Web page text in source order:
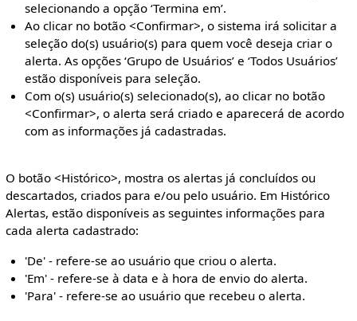
selecionando a opção ‘Termina em’.
Ao clicar no botão <Confirmar>, o sistema irá solicitar a
seleção do(s) usuário(s) para quem você deseja criar o
alerta. As opções ‘Grupo de Usuários’ e ‘Todos Usuários’
estão disponíveis para seleção.
Com o(s) usuário(s) selecionado(s), ao clicar no botão
<Confirmar>, o alerta será criado e aparecerá de acordo
com as informações já cadastradas.
O botão <Histórico>, mostra os alertas já concluídos ou
descartados, criados para e/ou pelo usuário. Em Histórico
Alertas, estão disponíveis as seguintes informações para
cada alerta cadastrado:
'De' - refere-se ao usuário que criou o alerta.
'Em' - refere-se à data e à hora de envio do alerta.
'Para' - refere-se ao usuário que recebeu o alerta.